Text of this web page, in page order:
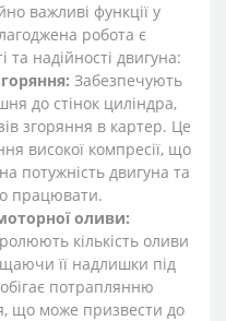
важливі функції у
робота є
надійності двигуна:
Забезпечують
до стінок циліндра,
згоряння в картер. Це
високої компресії, що
потужність двигуна та
працювати.
оливи:
кількість оливи
її надлишки під
потраплянню
що може призвести до